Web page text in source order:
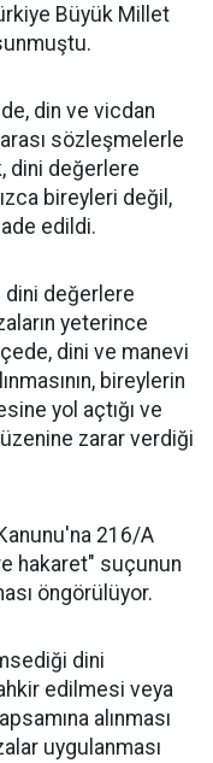
Büyük Millet
din ve vicdan
sözleşmelerle
dini değerlere
bireyleri değil,
edildi.
değerlere
yeterince
dini ve manevi
bireylerin
yol açtığı ve
zarar verdiği
216/A
hakaret" suçunun
öngörülüyor.
dini
edilmesi veya
alınması
uygulanması